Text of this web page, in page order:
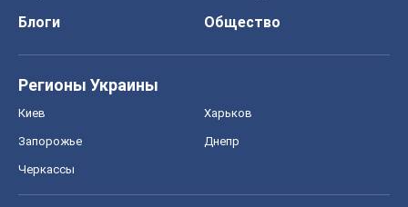
Блоги
Общество
Регионы Украины
Киев Харьков
Запорожье Днепр
Черкассы